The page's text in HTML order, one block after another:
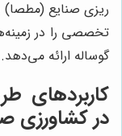
ریزی صنایع (مطصا)
تخصصی را در
گوساله ارائه می‌دهد.
کاربردهای
در کشاورزی